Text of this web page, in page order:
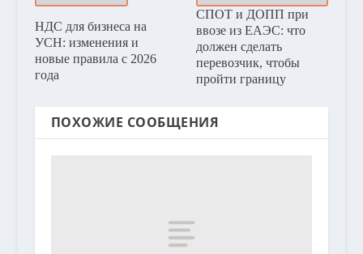
НДС для бизнеса на
УСН: изменения и
новые правила с 2026
года
СПОТ и ДОПП при
ввозе из ЕАЭС: что
должен сделать
перевозчик, чтобы
пройти границу
ПОХОЖИЕ СООБЩЕНИЯ